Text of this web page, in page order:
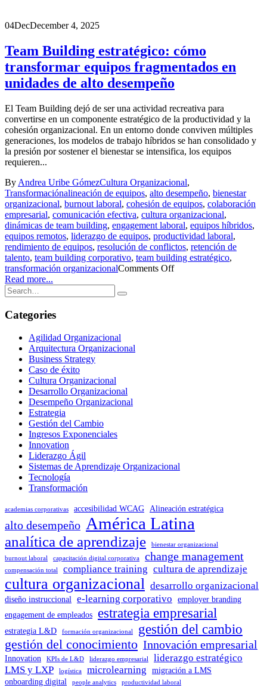
04DecDecember 4, 2025
Team Building estratégico: cómo
transformar equipos fragmentados en
unidades de alto desempeño
El Team Building dejó de ser una actividad recreativa para
convertirse en un componente estratégico de la productividad y la
cohesión organizacional. En un entorno donde conviven múltiples
generaciones, los modelos de trabajo híbridos se han consolidado y
la presión por sostener el bienestar se intensifica, los equipos
requieren...
By Andrea Uribe GómezCultura Organizacional,
Transformaciónalineación de equipos, alto desempeño, bienestar
organizacional, burnout laboral, cohesión de equipos, colaboración
empresarial, comunicación efectiva, cultura organizacional,
dinámicas de team building, engagement laboral, equipos híbridos,
equipos remotos, liderazgo de equipos, productividad laboral,
rendimiento de equipos, resolución de conflictos, retención de
talento, team building corporativo, team building estratégico,
transformación organizacionalComments Off
Read more...
Categories
Agilidad Organizacional
Arquitectura Organizacional
Business Strategy
Caso de éxito
Cultura Organizacional
Desarrollo Organizacional
Desempeño Organizacional
Estrategia
Gestión del Cambio
Ingresos Exponenciales
Innovation
Liderazgo Ágil
Sistemas de Aprendizaje Organizacional
Tecnología
Transformación
academias corporativas accesibilidad WCAG Alineación estratégica
alto desempeño América Latina
analítica de aprendizaje bienestar organizacional
burnout laboral capacitación digital corporativa change management
compensación total compliance training cultura de aprendizaje
cultura organizacional desarrollo organizacional
diseño instruccional e-learning corporativo
employer branding
engagement de empleados
estrategia empresarial
estrategia L&D formación organizacional gestión del cambio
gestión del conocimiento Innovación empresarial
Innovation KPIs de L&D liderazgo empresarial
liderazgo estratégico
LMS y LXP
logística microlearning
migración a LMS
onboarding digital
people analytics productividad laboral